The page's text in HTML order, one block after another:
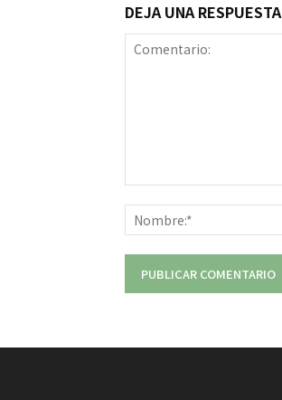
DEJA UNA RESPUESTA